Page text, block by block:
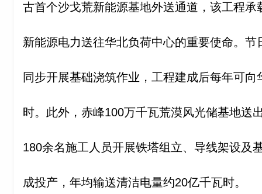
古首个沙戈荒新能源基地外送通道，该工程
新能源电力送往华北负荷中心的重要使命。
同步开展基础浇筑作业，工程建成后每年可
时。此外，赤峰100万千瓦荒漠风光储基地送
180余名施工人员开展铁塔组立、导线架设及
成投产，年均输送清洁电量约20亿千瓦时。